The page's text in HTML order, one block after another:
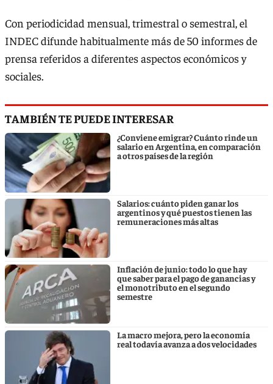
Con periodicidad mensual, trimestral o semestral, el
INDEC difunde habitualmente más de 50 informes de
prensa referidos a diferentes aspectos económicos y
sociales.
TAMBIÉN TE PUEDE INTERESAR
¿Conviene emigrar? Cuánto rinde un
salario en Argentina, en comparación
a otros países de la región
Salarios: cuánto piden ganar los
argentinos y qué puestos tienen las
remuneraciones más altas
Inflación de junio: todo lo que hay
que saber para el pago de ganancias y
el monotributo en el segundo
semestre
La macro mejora, pero la economía
real todavía avanza a dos velocidades